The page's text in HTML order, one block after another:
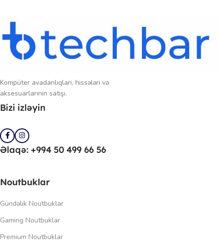
Kompüter avadanlıqları, hissələri və
aksesuarlarının satışı.
Bizi izləyin
Əlaqə: +994 50 499 66 56
Noutbuklar
Gündəlik Noutbuklar
Gaming Noutbuklar
Premium Noutbuklar